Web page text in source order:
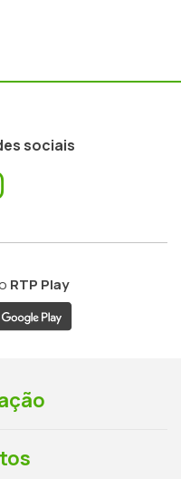
sociais
RTP Play